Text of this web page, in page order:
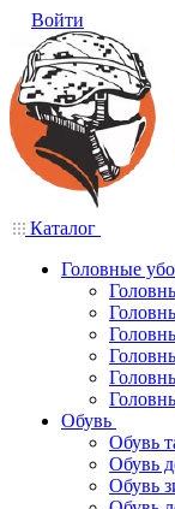
Войти
Каталог
Головные
Обувь
Обувь
Обувь
Обувь